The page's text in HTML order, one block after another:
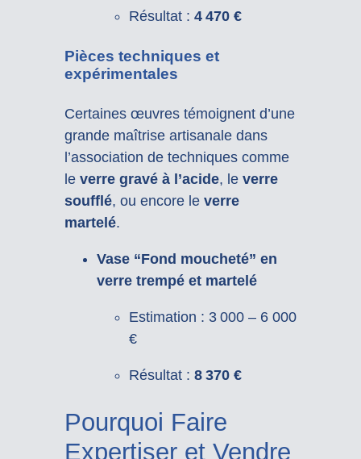
Résultat : 4 470 €
Pièces techniques et
expérimentales
Certaines œuvres témoignent d’une
grande maîtrise artisanale dans
l’association de techniques comme
le verre gravé à l’acide, le verre
soufflé, ou encore le verre
martelé.
Vase “Fond moucheté” en
verre trempé et martelé
Estimation : 3 000 – 6 000
€
Résultat : 8 370 €
Pourquoi Faire
Expertiser et Vendre